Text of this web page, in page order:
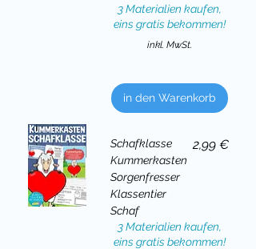
3 Materialien kaufen,
eins gratis bekommen!
inkl. MwSt.
in den Warenkorb
Schafklasse
Kummerkasten
Sorgenfresser
Klassentier
Schaf
Preis
2,99 €
3 Materialien kaufen,
eins gratis bekommen!